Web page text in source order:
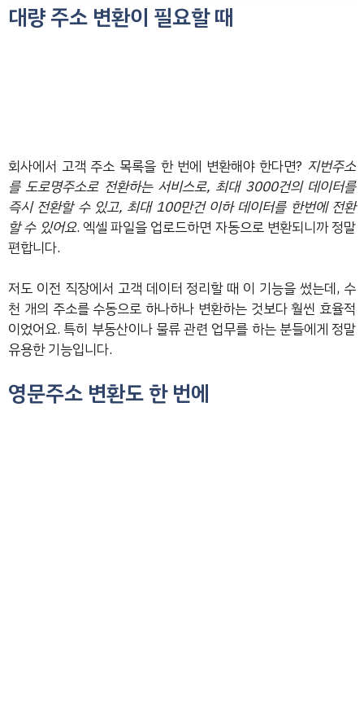
대량 주소 변환이 필요할 때
회사에서 고객 주소 목록을 한 번에 변환해야 한다면? 지번주소
를 도로명주소로 전환하는 서비스로, 최대 3000건의 데이터를
즉시 전환할 수 있고, 최대 100만건 이하 데이터를 한번에 전환
할 수 있어요. 엑셀 파일을 업로드하면 자동으로 변환되니까 정말
편합니다.
저도 이전 직장에서 고객 데이터 정리할 때 이 기능을 썼는데, 수
천 개의 주소를 수동으로 하나하나 변환하는 것보다 훨씬 효율적
이었어요. 특히 부동산이나 물류 관련 업무를 하는 분들에게 정말
유용한 기능입니다.
영문주소 변환도 한 번에